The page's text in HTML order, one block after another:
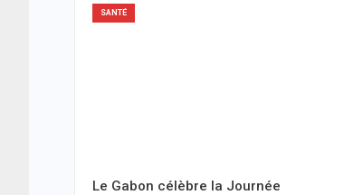
SANTÉ
Le Gabon célèbre la Journée